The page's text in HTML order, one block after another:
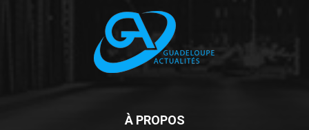
À PROPOS